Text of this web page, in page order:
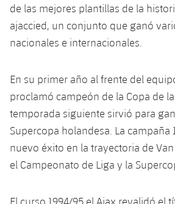
Palau Blaugrana
Barça Cafe
Ciutat Esportiva
La Masia
plusicon
más
Servicios
Servicios Médicos
plusicon
más
SUB11 B
SUB10 A
SUB9 A
SUB9 B
SUB8 A
Clasificación
Jugadores
Fotos
Historia
Palmarés
Cadete B
Infantil B
Mini
Calendario
Clasificaciones
Jugadores
plusicon
más
Actualidad
Resultados
Clasificaciones
Jugadores
Base
plusicon
más
Juvenil
Cadete A
PLUSICON
MÁS
Primer equipo
plusicon
más
Actualidad
Calendario
Barça Atlètic
plusicon
más
Actualidad
Calendario
Base
plusicon
más
Actualidad
Campus Verano
de las mejores plantillas de la
ajaccied, un conjunto que ganó
nacionales e internacionales.
En su primer año al frente del
proclamó campeón de la Copa de la
temporada siguiente sirvió para
Supercopa holandesa. La campaña
nuevo éxito en la trayectoria de
el Campeonato de Liga y la
El curso 1994/95 el Ajax revalidó el